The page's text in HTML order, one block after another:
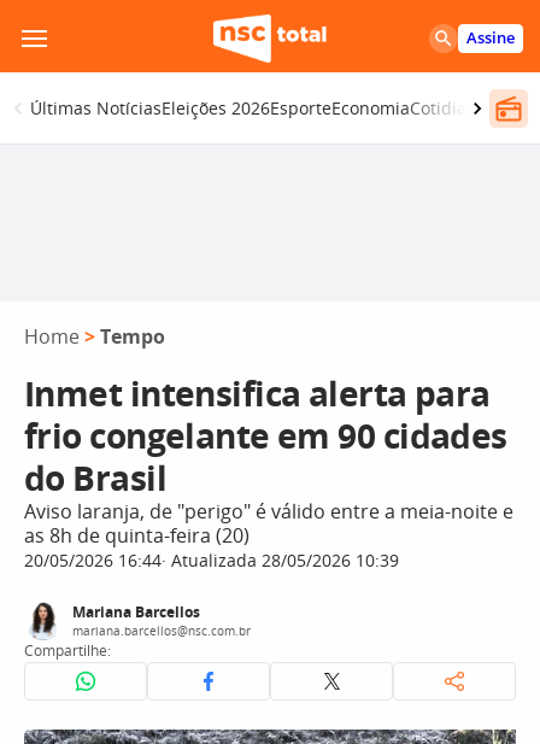
para
o
conteúdo
Assine
Últimas NotíciasEleições 2026EsporteEconomiaCotidiano
Home >Tempo
Inmet intensifica alerta para
frio congelante em 90 cidades
do Brasil
Aviso laranja, de "perigo" é válido entre a meia-noite e
as 8h de quinta-feira (20)
20/05/2026 16:44 Atualizada 28/05/2026 10:39
Mariana Barcellos
mariana.barcellos@nsc.com.br
Compartilhe: